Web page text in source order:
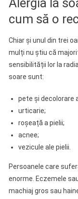
Alergia la
cum să o
Chiar și unul din trei
mulți nu știu că
sensibilității lor la
soare sunt:
pete și decolorare
urticarie;
roșeață a pielii;
acnee;
vezicule ale pielii.
Persoanele care
enorme. Eczemele
machiaj gros sau